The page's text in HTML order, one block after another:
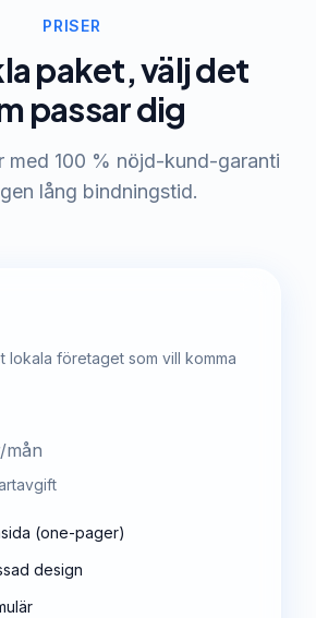
PRISER
paket, välj det
passar dig
med 100 % nöjd-kund-garanti
lång bindningstid.
lokala företaget som vill komma
mån
(one-pager)
design